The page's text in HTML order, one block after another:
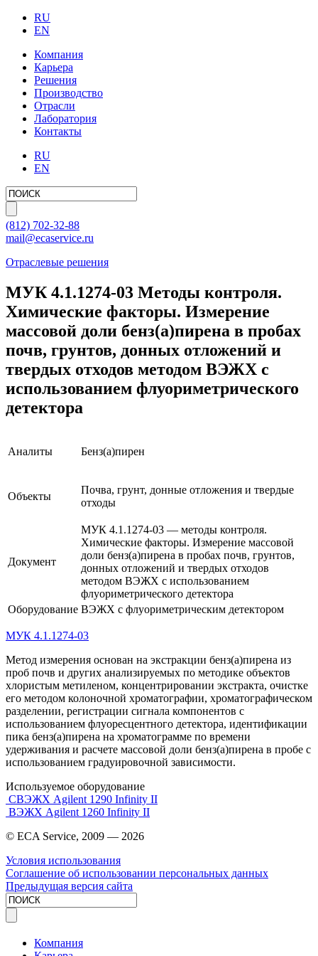
RU
EN
Компания
Карьера
Решения
Производство
Отрасли
Лаборатория
Контакты
RU
EN
(812) 702-32-88
mail@ecaservice.ru
Отраслевые решения
МУК 4.1.1274-03 Методы контроля.
Химические факторы. Измерение
массовой доли бенз(а)пирена в пробах
почв, грунтов, донных отложений и
твердых отходов методом ВЭЖХ с
использованием флуориметрического
детектора
Аналиты Бенз(а)пирен
Объекты
Почва, грунт, донные отложения и твердые
отходы
Документ
МУК 4.1.1274-03 — методы контроля.
Химические факторы. Измерение массовой
доли бенз(а)пирена в пробах почв, грунтов,
донных отложений и твердых отходов
методом ВЭЖХ с использованием
флуориметрического детектора
Оборудование ВЭЖХ с флуориметрическим детектором
МУК 4.1.1274-03
Метод измерения основан на экстракции бенз(а)пирена из
проб почв и других анализируемых по методике объектов
хлористым метиленом, концентрировании экстракта, очистке
его методом колоночной хроматографии, хроматографическом
разделении, регистрации сигнала компонентов с
использованием флуоресцентного детектора, идентификации
пика бенз(а)пирена на хроматограмме по времени
удерживания и расчете массовой доли бенз(а)пирена в пробе с
использованием градуировочной зависимости.
Используемое оборудование
СВЭЖХ Agilent 1290 Infinity II
ВЭЖХ Agilent 1260 Infinity II
© ECA Service, 2009 — 2026
Условия использования
Соглашение об использовании персональных данных
Предыдущая версия сайта
Компания